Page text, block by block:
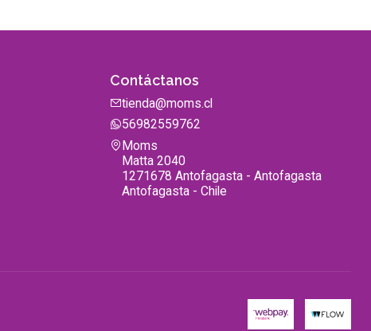
Contáctanos
tienda@moms.cl
56982559762
Moms
Matta 2040
1271678 Antofagasta - Antofagasta
Antofagasta - Chile